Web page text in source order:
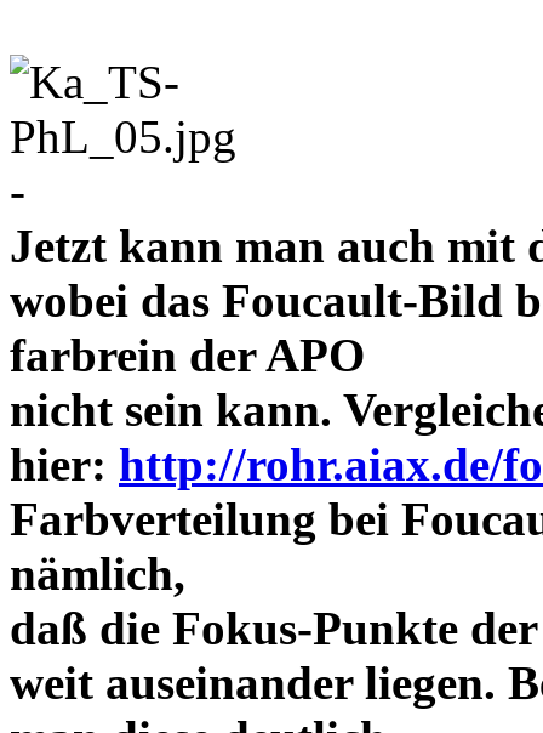
-
Jetzt kann man auch mit
wobei das Foucault-Bild
farbrein der APO
nicht sein kann.
hier: http://rohr.aiax.de/
Farbverteilung bei
nämlich,
daß die Fokus-Punkte
weit auseinander liegen.